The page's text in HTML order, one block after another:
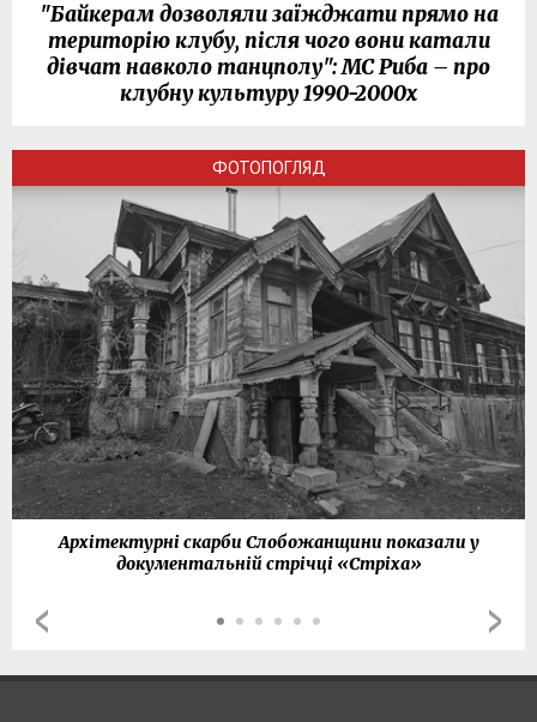
"Байкерам дозволяли заїжджати прямо на
територію клубу, після чого вони катали
дівчат навколо танцполу": МС Риба – про
клубну культуру 1990-2000х
ФОТОПОГЛЯД
Архітектурні скарби Слобожанщини показали у
документальній стрічці «Стріха»